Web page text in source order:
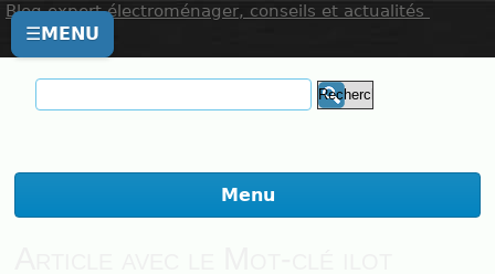
Blog expert électroménager, conseils et actualités
☰MENU
Menu